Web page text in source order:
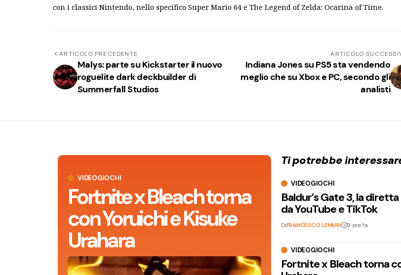
con i classici Nintendo, nello specifico Super Mario 64 e The Legend of Zelda: Ocarina of Time.
ARTICOLO PRECEDENTE
Malys: parte su Kickstarter il nuovo
roguelite dark deckbuilder di
Summerfall Studios
ARTICOLO
Indiana Jones su PS5 sta vendendo
meglio che su Xbox e PC, secondo gli
analisti
VIDEOGIOCHI
Fortnite x Bleach torna
con Yoruichi e Kisuke
Urahara
Ti potrebbe
VIDEOGIOCHI
Baldur’s Gate 3, la
da YouTube e TikTok
DiFRANCESCO LEMURI 9 ore fa
VIDEOGIOCHI
Fortnite x Bleach torna